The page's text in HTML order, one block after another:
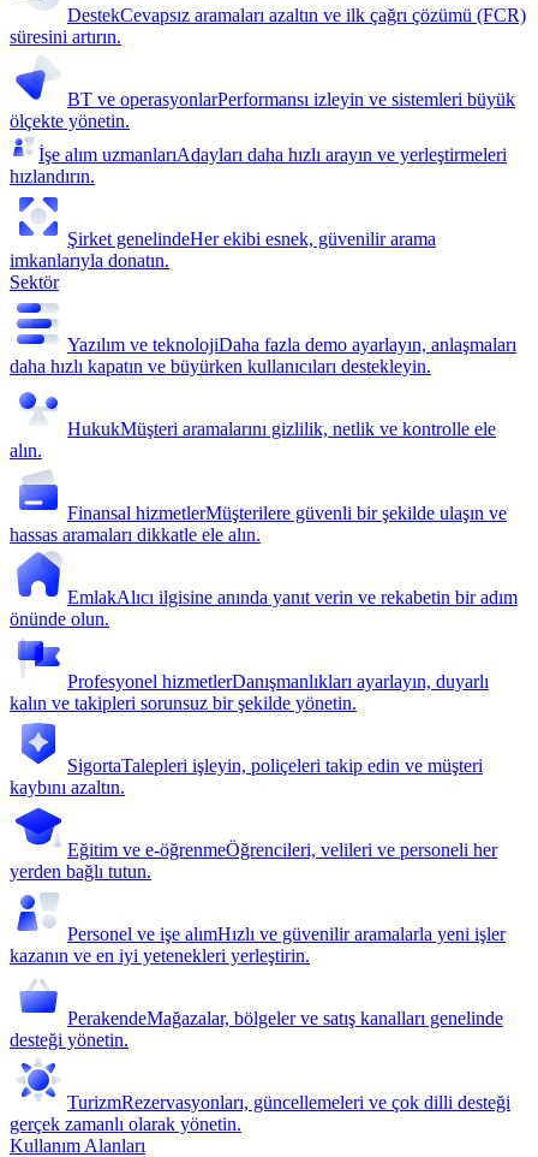
DestekCevapsız aramaları azaltın ve ilk çağrı çözümü (FCR)
süresini artırın.
BT ve operasyonlarPerformansı izleyin ve sistemleri büyük
ölçekte yönetin.
İşe alım uzmanlarıAdayları daha hızlı arayın ve yerleştirmeleri
hızlandırın.
Şirket genelindeHer ekibi esnek, güvenilir arama
imkanlarıyla donatın.
Sektör
Yazılım ve teknolojiDaha fazla demo ayarlayın, anlaşmaları
daha hızlı kapatın ve büyürken kullanıcıları destekleyin.
HukukMüşteri aramalarını gizlilik, netlik ve kontrolle ele
alın.
Finansal hizmetlerMüşterilere güvenli bir şekilde ulaşın ve
hassas aramaları dikkatle ele alın.
EmlakAlıcı ilgisine anında yanıt verin ve rekabetin bir adım
önünde olun.
Profesyonel hizmetlerDanışmanlıkları ayarlayın, duyarlı
kalın ve takipleri sorunsuz bir şekilde yönetin.
SigortaTalepleri işleyin, poliçeleri takip edin ve müşteri
kaybını azaltın.
Eğitim ve e-öğrenmeÖğrencileri, velileri ve personeli her
yerden bağlı tutun.
Personel ve işe alımHızlı ve güvenilir aramalarla yeni işler
kazanın ve en iyi yetenekleri yerleştirin.
PerakendeMağazalar, bölgeler ve satış kanalları genelinde
desteği yönetin.
TurizmRezervasyonları, güncellemeleri ve çok dilli desteği
gerçek zamanlı olarak yönetin.
Kullanım Alanları